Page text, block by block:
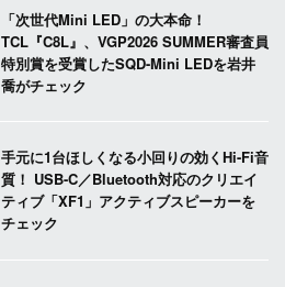
「次世代Mini LED」の大本命！
TCL『C8L』、VGP2026 SUMMER審査員
特別賞を受賞したSQD-Mini LEDを岩井
喬がチェック
手元に1台ほしくなる小回りの効くHi-Fi音
質！ USB-C／Bluetooth対応のクリエイ
ティブ「XF1」アクティブスピーカーを
チェック